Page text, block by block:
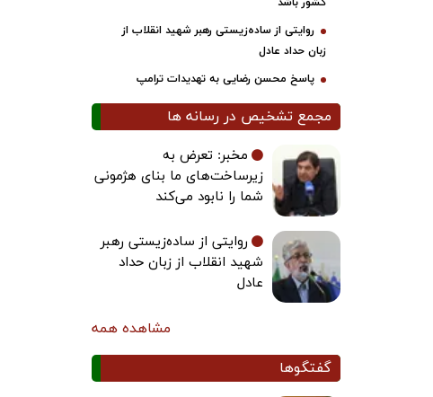
روایتی از ساده‌زیستی رهبر شهید انقلاب از
زبان حداد عادل
پاسخ محسن رضایی به تهدیدات ترامپ
مجمع تشخیص در رسانه ها
مخبر: تعرض به
زیرساخت‌های ما بنای هژمونی
شما را نابود می‌کند
روایتی از ساده‌زیستی رهبر
شهید انقلاب از زبان حداد
عادل
مشاهده همه
گفتگوها